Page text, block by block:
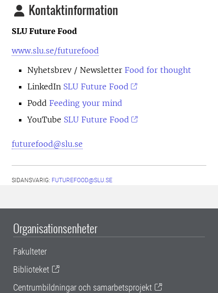
Kontaktinformation
SLU Future Food
www.slu.se/futurefood
Nyhetsbrev / Newsletter Food for thought
LinkedIn SLU Future Food
Podd Feeding your mind
YouTube SLU Future Food
futurefood@slu.se
SIDANSVARIG: FUTUREFOOD@SLU.SE
Organisationsenheter
Fakulteter
Biblioteket
Centrumbildningar och samarbetsprojekt